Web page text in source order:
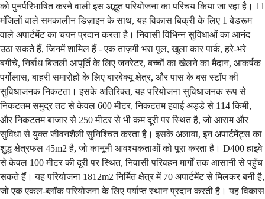
को पुनर्परिभाषित करने वाली इस अद्भुत परियोजना का परिचय किया जा रहा है। 11
मंजिलों वाले समकालीन डिज़ाइन के साथ, यह विकास बिक्री के लिए 1 बेडरूम
वाले अपार्टमेंट का चयन प्रदान करता है। निवासी विभिन्न सुविधाओं का आनंद
उठा सकते हैं, जिनमें शामिल हैं - एक ताज़गी भरा पूल, खुला कार पार्क, हरे-भरे
बगीचे, निर्बाध बिजली आपूर्ति के लिए जनरेटर, बच्चों का खेलने का मैदान, आकर्षक
पर्गोलास, बाहरी समारोहों के लिए बारबेक्यू क्षेत्र, और पास के बस स्टॉप की
सुविधाजनक निकटता। इसके अतिरिक्त, यह परियोजना सुविधाजनक रूप से
निकटतम समुद्र तट से केवल 600 मीटर, निकटतम हवाई अड्डे से 114 किमी,
और निकटतम बाजार से 250 मीटर से भी कम दूरी पर स्थित है, जो आराम और
सुविधा से युक्त जीवनशैली सुनिश्चित करता है। इसके अलावा, इन अपार्टमेंट्स का
शुद्ध क्षेत्रफल 45m2 है, जो कानूनी आवश्यकताओं को पूरा करता है। D400 हाइवे
से केवल 100 मीटर की दूरी पर स्थित, निवासी परिवहन मार्गों तक आसानी से पहुँच
सकते हैं। यह परियोजना 1812m2 निर्मित क्षेत्र में 70 अपार्टमेंट से मिलकर बनी है,
जो एक एकल-ब्लॉक परियोजना के लिए पर्याप्त स्थान प्रदान करती है। यह विकास